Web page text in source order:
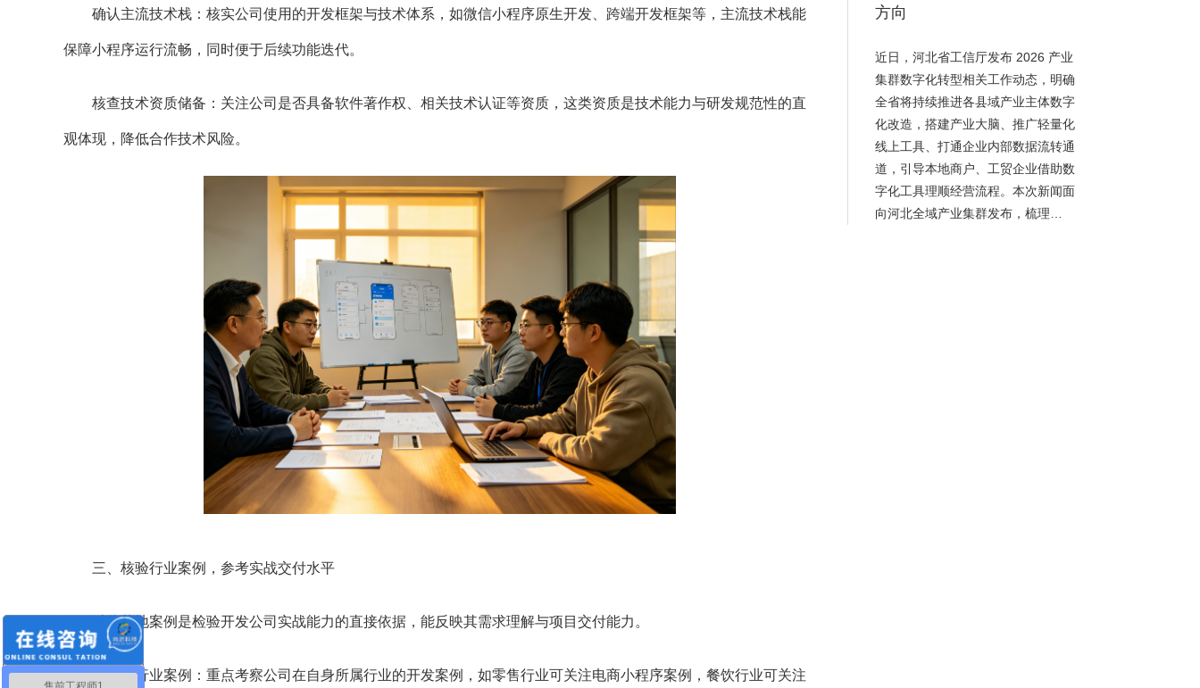
确认主流技术栈：核实公司使用的开发框架与技术体系，如微信小程序原生开发、跨端开发框架等，主流技术栈能
保障小程序运行流畅，同时便于后续功能迭代。
核查技术资质储备：关注公司是否具备软件著作权、相关技术认证等资质，这类资质是技术能力与研发规范性的直
观体现，降低合作技术风险。
三、核验行业案例，参考实战交付水平
过往落地案例是检验开发公司实战能力的直接依据，能反映其需求理解与项目交付能力。
聚焦同行业案例：重点考察公司在自身所属行业的开发案例，如零售行业可关注电商小程序案例，餐饮行业可关注
方向
近日，河北省工信厅发布 2026 产业
集群数字化转型相关工作动态，明确
全省将持续推进各县域产业主体数字
化改造，搭建产业大脑、推广轻量化
线上工具、打通企业内部数据流转通
道，引导本地商户、工贸企业借助数
字化工具理顺经营流程。本次新闻面
向河北全域产业集群发布，梳理…